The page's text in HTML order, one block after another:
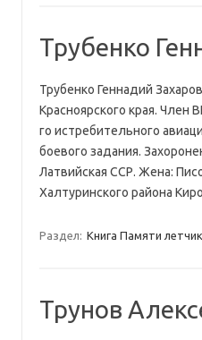
Трубенко
Трубенко Геннадий
Красноярского края.
го истребительного
боевого задания.
Латвийская ССР. Жена:
Халтуринского района
Раздел: Книга Памяти
Трунов